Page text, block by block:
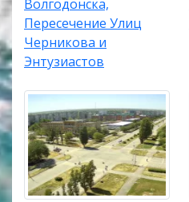
Волгодонска,
Пересечение Улиц
Черникова и
Энтузиастов